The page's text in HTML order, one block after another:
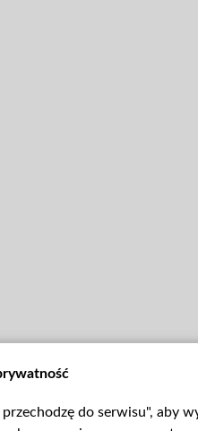
do serwisu", aby